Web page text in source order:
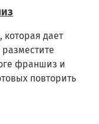
дает
разместите
франшиз и
повторить